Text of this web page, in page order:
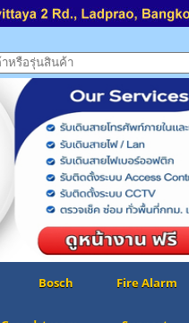
Bosch Fire Alarm